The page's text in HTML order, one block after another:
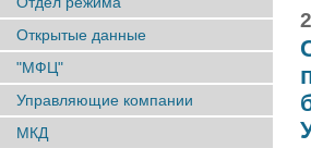
Открытые данные
"МФЦ"
Управляющие компании
МКД